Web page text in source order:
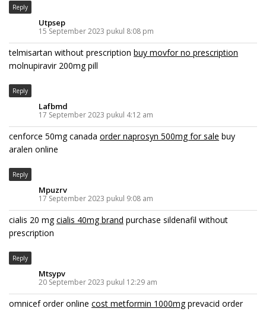
Reply
Utpsep
15 September 2023 pukul 8:08 pm
telmisartan without prescription buy movfor no prescription
molnupiravir 200mg pill
Reply
Lafbmd
17 September 2023 pukul 4:12 am
cenforce 50mg canada order naprosyn 500mg for sale buy
aralen online
Reply
Mpuzrv
17 September 2023 pukul 9:08 am
cialis 20 mgcialis 40mg brand purchase sildenafil without
prescription
Reply
Mtsypv
20 September 2023 pukul 12:29 am
omnicef order online cost metformin 1000mgprevacid order